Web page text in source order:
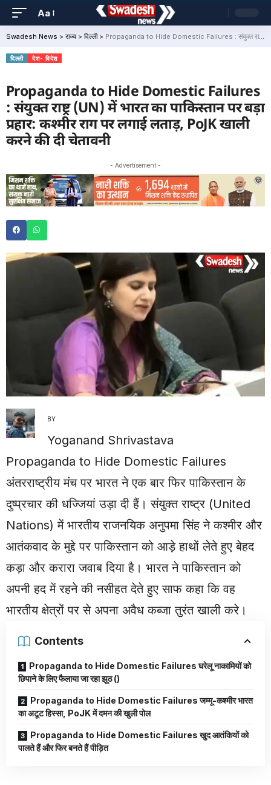
Aa
Swadesh News > राज्य> दिल्ली> Propaganda to Hide Domestic Failures : संयुक्त राष्ट्र (UN) में भारत का पाकिस्तान पर बड़ा प्रहार: कश्मीर राग पर लगाई लताड़, PoJK खाली करने की दी चेतावनी
दिल्ली देश- विदेश
Propaganda to Hide Domestic Failures
: संयुक्त राष्ट्र (UN) में भारत का पाकिस्तान पर बड़ा
प्रहार: कश्मीर राग पर लगाई लताड़, PoJK खाली
करने की दी चेतावनी
- Advertisement -
BY
Yoganand Shrivastava
Propaganda to Hide Domestic Failures
अंतरराष्ट्रीय मंच पर भारत ने एक बार फिर पाकिस्तान के
दुष्प्रचार की धज्जियां उड़ा दी हैं। संयुक्त राष्ट्र (United
Nations) में भारतीय राजनयिक अनुपमा सिंह ने कश्मीर और
आतंकवाद के मुद्दे पर पाकिस्तान को आड़े हाथों लेते हुए बेहद
कड़ा और करारा जवाब दिया है। भारत ने पाकिस्तान को
अपनी हद में रहने की नसीहत देते हुए साफ कहा कि वह
भारतीय क्षेत्रों पर से अपना अवैध कब्जा तुरंत खाली करे।
Contents
Propaganda to Hide Domestic Failures घरेलू नाकामियों को
छिपाने के लिए फैलाया जा रहा झूठ ()
Propaganda to Hide Domestic Failures जम्मू-कश्मीर भारत
का अटूट हिस्सा, PoJK में दमन की खुली पोल
Propaganda to Hide Domestic Failures खुद आतंकियों को
पालते हैं और फिर बनते हैं पीड़ित